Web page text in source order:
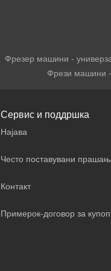
Фрезер машини -
Фрези машини
Сервис и поддршка
Најава
Често поставувани
Контакт
Примерок-договор за